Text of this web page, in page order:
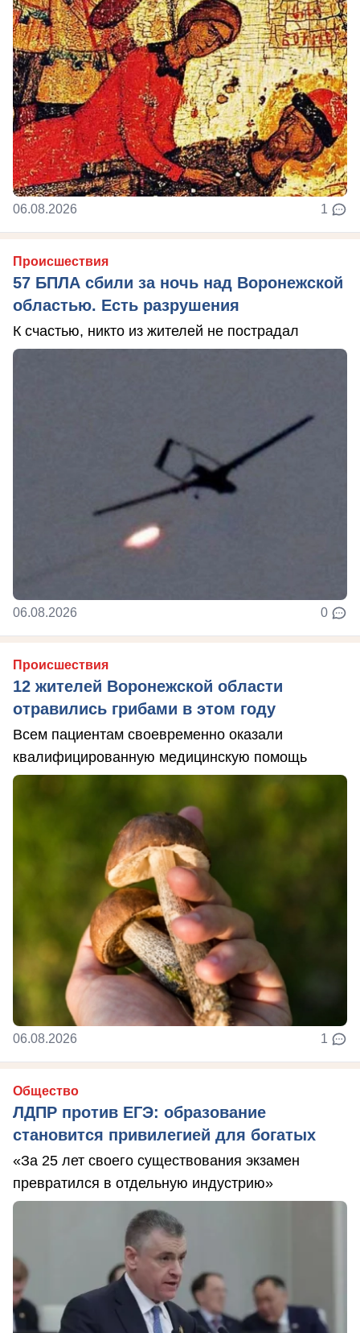
06.08.2026 1
Происшествия
57 БПЛА сбили за ночь над Воронежской
областью. Есть разрушения
К счастью, никто из жителей не пострадал
06.08.2026 0
Происшествия
12 жителей Воронежской области
отравились грибами в этом году
Всем пациентам своевременно оказали
квалифицированную медицинскую помощь
06.08.2026 1
Общество
ЛДПР против ЕГЭ: образование
становится привилегией для богатых
«За 25 лет своего существования экзамен
превратился в отдельную индустрию»